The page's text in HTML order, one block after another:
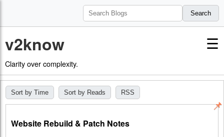
Search
v2know
Clarity over complexity.
☰
Sort by Time Sort by Reads RSS
📌
Website Rebuild & Patch Notes